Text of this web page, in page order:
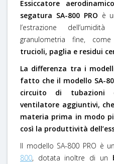
Essiccatore
segatura SA-800 PRO è
l’estrazione
granulometria fine,
trucioli, paglia e residui
La differenza tra i
fatto che il modello SA-
circuito di tubazioni
ventilatore aggiuntivi,
materia prima in modo
così la produttività
Il modello SA-800 PRO è
800, dotata inoltre di un